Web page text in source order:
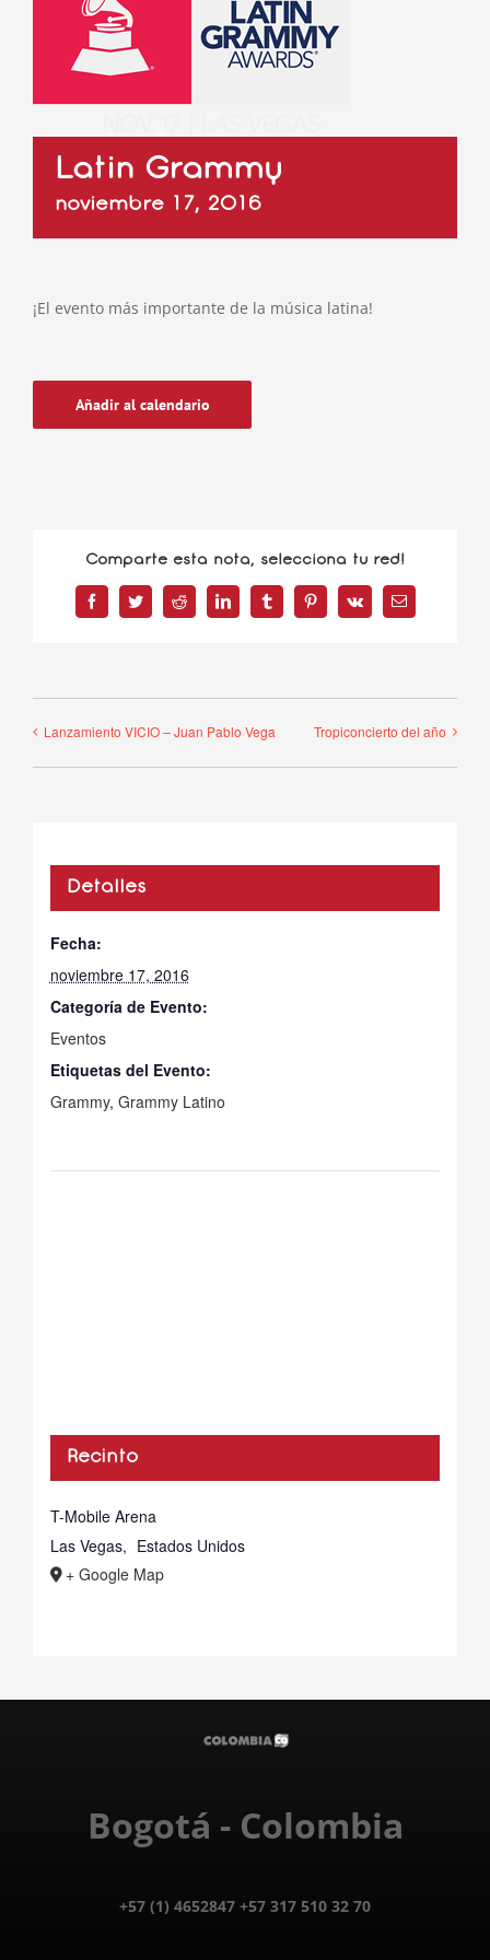
Latin Grammy
noviembre 17, 2016
¡El evento más importante de la música latina!
Añadir al calendario
Comparte esta nota, selecciona tu red!
FacebookTwitterReddit LinkedInTumblrPinterest
Vk
Correo
electrónico
Lanzamiento VICIO – Juan Pablo Vega Tropiconcierto del año
Detalles
Fecha:
noviembre 17, 2016
Categoría de Evento:
Eventos
Etiquetas del Evento:
Grammy, Grammy Latino
Recinto
T-Mobile Arena
Las Vegas, Estados Unidos
+ Google Map
Bogotá - Colombia
+57 (1) 4652847 +57 317 510 32 70